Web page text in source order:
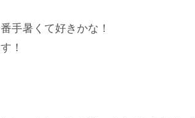
手暑くて好きかな！
！